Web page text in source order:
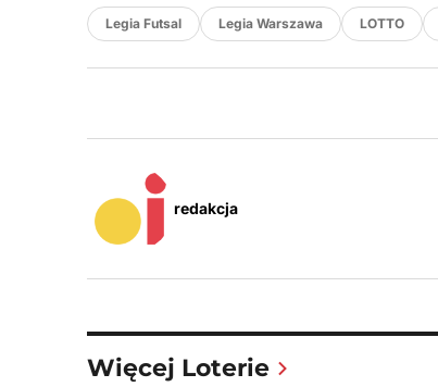
Legia Futsal Legia Warszawa LOTTO
redakcja
Więcej Loterie